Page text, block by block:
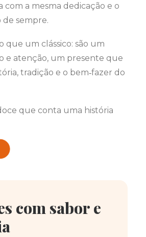
com a mesma dedicação e o
de sempre.
que um clássico: são um
e atenção, um presente que
tradição e o bem‑fazer do
que conta uma história
com sabor e